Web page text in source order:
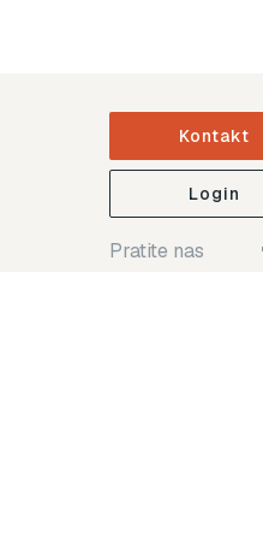
Kontakt
Login
Pratite nas